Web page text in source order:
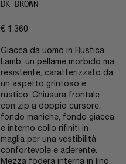
DK BROWN
€ 1.360
Giacca da uomo in Rustica
Lamb, un pellame morbido ma
resistente, caratterizzato da
un aspetto grintoso e
rustico. Chiusura frontale
con zip a doppio cursore,
fondo maniche, fondo giacca
e interno collo rifiniti in
maglia per una vestibilità
confortevole e aderente.
Mezza fodera interna in lino,